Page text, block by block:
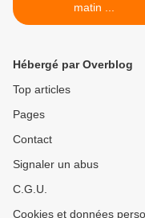
matin ...
Hébergé par Overblog
Top articles
Pages
Contact
Signaler un abus
C.G.U.
Cookies et données